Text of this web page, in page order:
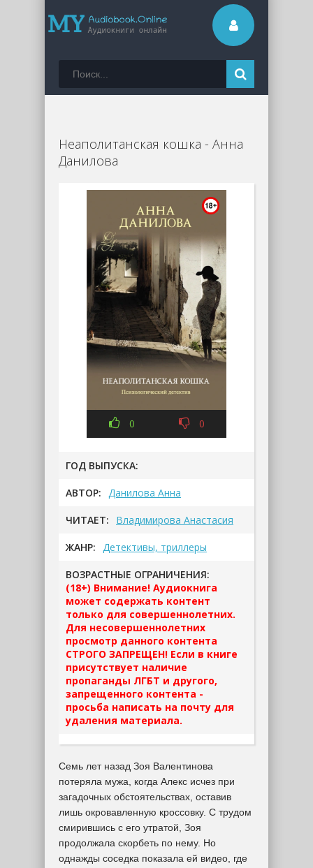
Неаполитанская кошка - Анна
Данилова
0 0
ГОД ВЫПУСКА:
АВТОР: Данилова Анна
ЧИТАЕТ: Владимирова Анастасия
ЖАНР: Детективы, триллеры
ВОЗРАСТНЫЕ ОГРАНИЧЕНИЯ:
(18+) Внимание! Аудиокнига
может содержать контент
только для совершеннолетних.
Для несовершеннолетних
просмотр данного контента
СТРОГО ЗАПРЕЩЕН! Если в книге
присутствует наличие
пропаганды ЛГБТ и другого,
запрещенного контента -
просьба написать на почту для
удаления материала.
Семь лет назад Зоя Валентинова
потеряла мужа, когда Алекс исчез при
загадочных обстоятельствах, оставив
лишь окровавленную кроссовку. С трудом
смирившись с его утратой, Зоя
продолжала скорбеть по нему. Но
однажды соседка показала ей видео, где